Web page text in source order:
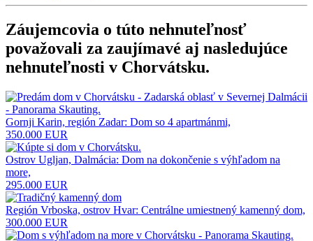
Záujemcovia o túto nehnuteľnosť
považovali za zaujímavé aj nasledujúce
nehnuteľnosti v Chorvátsku.
Gornji Karin, región Zadar: Dom so 4 apartmánmi,
350.000 EUR
Ostrov Ugljan, Dalmácia: Dom na dokončenie s výhľadom na
more,
295.000 EUR
Región Vrboska, ostrov Hvar: Centrálne umiestnený kamenný dom,
300.000 EUR